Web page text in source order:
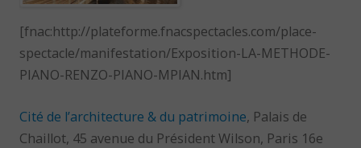
[fnac:http://plateforme.fnacspectacles.com/place-
spectacle/manifestation/Exposition-LA-METHODE-
PIANO-RENZO-PIANO-MPIAN.htm]
Cité de l’architecture & du patrimoine, Palais de
Chaillot, 45 avenue du Président Wilson, Paris 16e